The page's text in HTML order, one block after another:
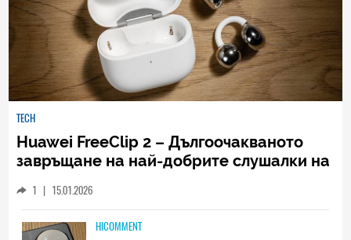
TECH
Huawei FreeClip 2 – Дългоочакваното
завръщане на най-добрите слушалки на
1 | 15.01.2026
HICOMMENT